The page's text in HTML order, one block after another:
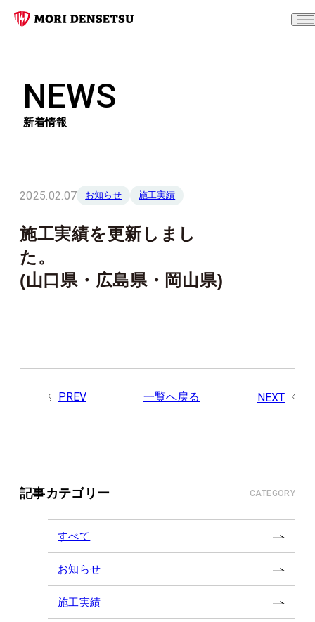
NEWS
新着情報
記事カテゴリー CATEGORY
すべて
お知らせ
施工実績
2025.02.07 お知らせ 施工実績
施工実績を更新しまし
た
(山口県・広島県・岡山県)
PREV 一覧へ戻る NEXT